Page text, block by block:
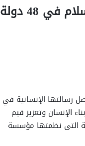
مجدي طنطاوي: مؤسسة رسالة السلام تواصل نشر ثقافة السلام في 48 دولة
رسالتها الإنسانية في
الإنسان وتعزيز قيم
التى نظمتها مؤسسة